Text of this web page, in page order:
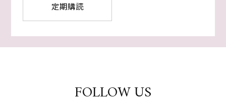
定期購読
FOLLOW US